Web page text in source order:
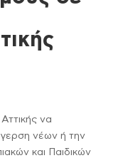
να
νέων ή την
και Παιδικών